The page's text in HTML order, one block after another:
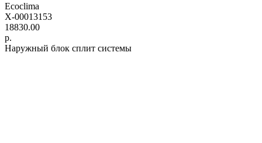
Ecoclima
X-00013153
18830.00
р.
Наружный блок сплит системы